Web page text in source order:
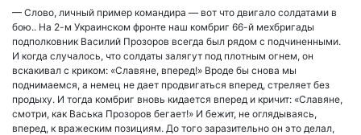
— Слово, личный пример командира — вот что двигало солдатами в
бою.. На 2-м Украинском фронте наш комбриг 66-й мехбригады
подполковник Василий Прозоров всегда был рядом с подчиненными.
И когда случалось, что солдаты залягут под плотным огнем, он
вскакивал с криком: «Славяне, вперед!» Вроде бы снова мы
поднимаемся, а немец не дает продвигаться вперед, стреляет без
продыху. И тогда комбриг вновь кидается вперед и кричит: «Славяне,
смотри, как Васька Прозоров бегает!» И бежит, не оглядываясь,
вперед, к вражеским позициям. До того заразительно он это делал,